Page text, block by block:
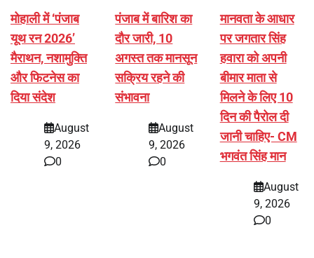
मोहाली में ‘पंजाब
यूथ रन 2026’
मैराथन, नशामुक्ति
और फिटनेस का
दिया संदेश
August
9, 2026
0
पंजाब में बारिश का
दौर जारी, 10
अगस्त तक मानसून
सक्रिय रहने की
संभावना
August
9, 2026
0
मानवता के आधार
पर जगतार सिंह
हवारा को अपनी
बीमार माता से
मिलने के लिए 10
दिन की पैरोल दी
जानी चाहिए- CM
भगवंत सिंह मान
August
9, 2026
0